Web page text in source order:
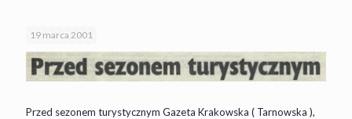
19 marca 2001
Przed sezonem turystycznym Gazeta Krakowska ( Tarnowska ),